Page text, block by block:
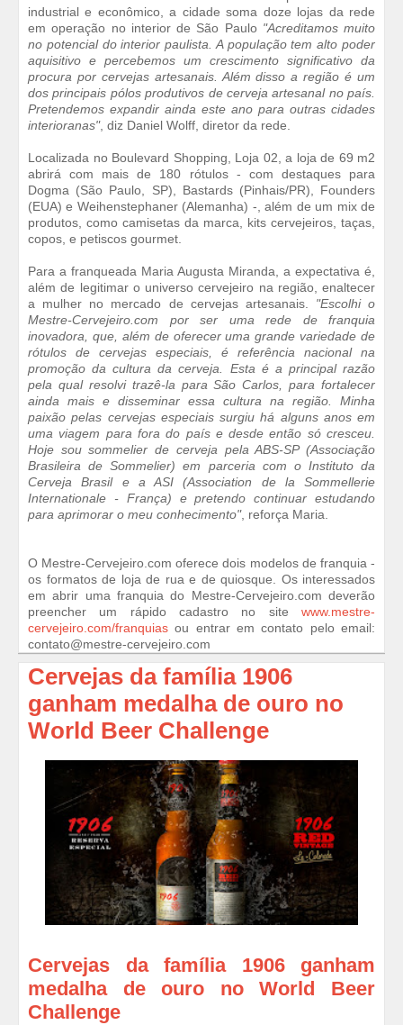
industrial e econômico, a cidade soma doze lojas da rede
em operação no interior de São Paulo "Acreditamos muito
no potencial do interior paulista. A população tem alto poder
aquisitivo e percebemos um crescimento significativo da
procura por cervejas artesanais. Além disso a região é um
dos principais pólos produtivos de cerveja artesanal no país.
Pretendemos expandir ainda este ano para outras cidades
interioranas", diz Daniel Wolff, diretor da rede.
Localizada no Boulevard Shopping, Loja 02, a loja de 69 m2
abrirá com mais de 180 rótulos - com destaques para
Dogma (São Paulo, SP), Bastards (Pinhais/PR), Founders
(EUA) e Weihenstephaner (Alemanha) -, além de um mix de
produtos, como camisetas da marca, kits cervejeiros, taças,
copos, e petiscos gourmet.
Para a franqueada Maria Augusta Miranda, a expectativa é,
além de legitimar o universo cervejeiro na região, enaltecer
a mulher no mercado de cervejas artesanais. "Escolhi o
Mestre-Cervejeiro.com por ser uma rede de franquia
inovadora, que, além de oferecer uma grande variedade de
rótulos de cervejas especiais, é referência nacional na
promoção da cultura da cerveja. Esta é a principal razão
pela qual resolvi trazê-la para São Carlos, para fortalecer
ainda mais e disseminar essa cultura na região. Minha
paixão pelas cervejas especiais surgiu há alguns anos em
uma viagem para fora do país e desde então só cresceu.
Hoje sou sommelier de cerveja pela ABS-SP (Associação
Brasileira de Sommelier) em parceria com o Instituto da
Cerveja Brasil e a ASI (Association de la Sommellerie
Internationale - França) e pretendo continuar estudando
para aprimorar o meu conhecimento", reforça Maria.
O Mestre-Cervejeiro.com oferece dois modelos de franquia -
os formatos de loja de rua e de quiosque. Os interessados
em abrir uma franquia do Mestre-Cervejeiro.com deverão
preencher um rápido cadastro no site www.mestre-
cervejeiro.com/franquias ou entrar em contato pelo email:
contato@mestre-cervejeiro.com
Cervejas da família 1906
ganham medalha de ouro no
World Beer Challenge
Cervejas da família 1906 ganham
medalha de ouro no World Beer
Challenge